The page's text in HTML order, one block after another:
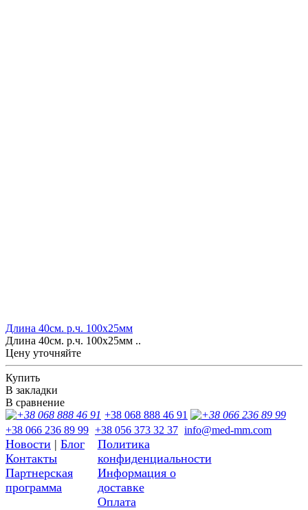
Длина 40см. р.ч. 100х25мм
Длина 40см. р.ч. 100х25мм ..
Цену уточняйте
Купить
В закладки
В сравнение
+38 068 888 46 91
+38 066 236 89 99 +38 056 373 32 37 info@med-mm.com
Новости | Блог
Контакты
Партнерская
программа
Политика
конфиденциальности
Информация о
доставке
Оплата